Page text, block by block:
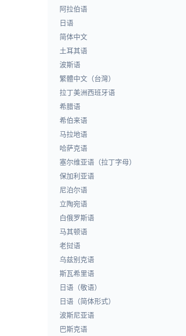
阿拉伯语
日语
简体中文
土耳其语
波斯语
繁體中文（台灣）
拉丁美洲西班牙语
希腊语
希伯来语
马拉地语
哈萨克语
塞尔维亚语（拉丁字母）
保加利亚语
尼泊尔语
立陶宛语
白俄罗斯语
马其顿语
老挝语
乌兹别克语
斯瓦希里语
日语（敬语）
日语（简体形式）
波斯尼亚语
巴斯克语